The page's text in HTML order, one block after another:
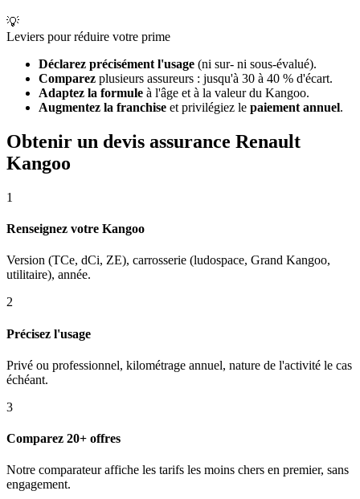
💡
Leviers pour réduire votre prime
Déclarez précisément l'usage (ni sur- ni sous-évalué).
Comparez plusieurs assureurs : jusqu'à 30 à 40 % d'écart.
Adaptez la formule à l'âge et à la valeur du Kangoo.
Augmentez la franchise et privilégiez le paiement annuel.
Obtenir un devis assurance Renault
Kangoo
1
Renseignez votre Kangoo
Version (TCe, dCi, ZE), carrosserie (ludospace, Grand Kangoo,
utilitaire), année.
2
Précisez l'usage
Privé ou professionnel, kilométrage annuel, nature de l'activité le cas
échéant.
3
Comparez 20+ offres
Notre comparateur affiche les tarifs les moins chers en premier, sans
engagement.